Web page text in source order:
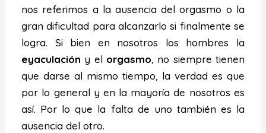
nos referimos a la ausencia del orgasmo o la
gran dificultad para alcanzarlo si finalmente se
logra. Si bien en nosotros los hombres la
eyaculación y el orgasmo, no siempre tienen
que darse al mismo tiempo, la verdad es que
por lo general y en la mayoría de nosotros es
así. Por lo que la falta de uno también es la
ausencia del otro.